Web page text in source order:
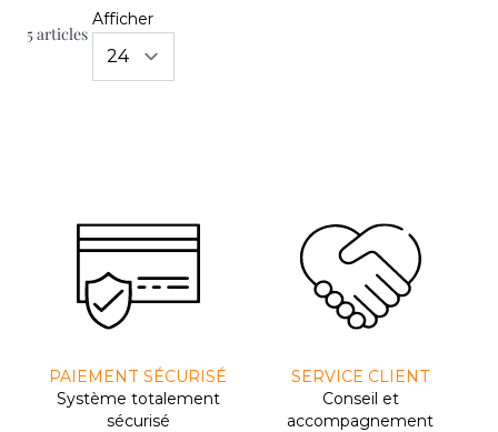
5articles
Afficher
PAIEMENT SÉCURISÉ
Système totalement
sécurisé
SERVICE CLIENT
Conseil et
accompagnement